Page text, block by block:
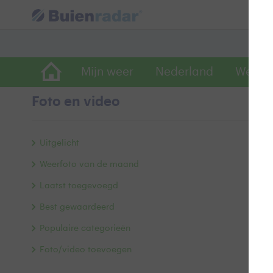
Mijn weer Nederland
Foto en video
Uitgelicht
Weerfoto van de maand
Laatst toegevoegd
Best gewaardeerd
Populaire categorieën
Foto/video toevoegen